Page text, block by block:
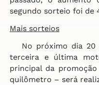
segundo sorteio foi de
Mais sorteios
No próximo dia 20
terceira e última
principal da
quilômetro – será